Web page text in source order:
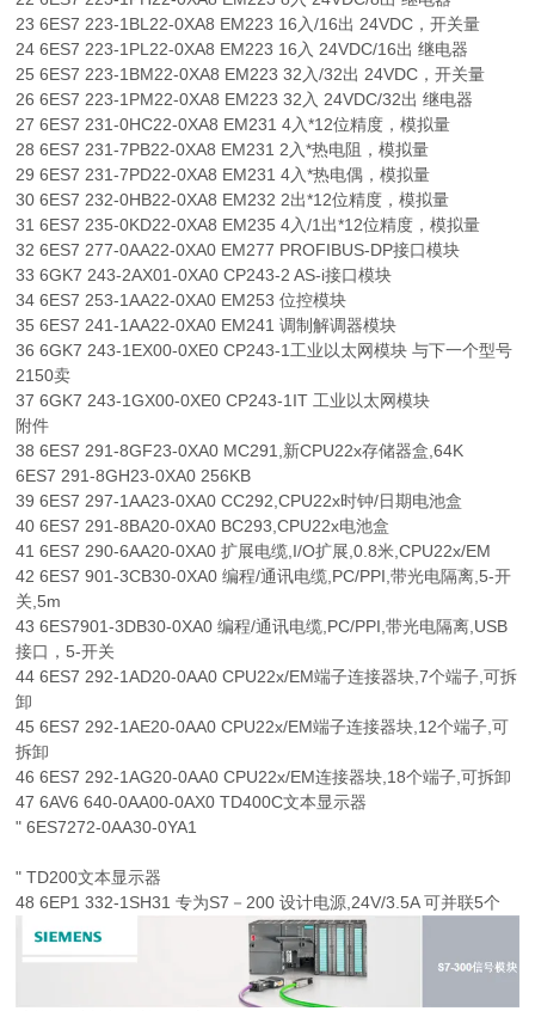
23 6ES7 223-1BL22-0XA8 EM223 16入/16出 24VDC，开关量
24 6ES7 223-1PL22-0XA8 EM223 16入 24VDC/16出 继电器
25 6ES7 223-1BM22-0XA8 EM223 32入/32出 24VDC，开关量
26 6ES7 223-1PM22-0XA8 EM223 32入 24VDC/32出 继电器
27 6ES7 231-0HC22-0XA8 EM231 4入*12位精度，模拟量
28 6ES7 231-7PB22-0XA8 EM231 2入*热电阻，模拟量
29 6ES7 231-7PD22-0XA8 EM231 4入*热电偶，模拟量
30 6ES7 232-0HB22-0XA8 EM232 2出*12位精度，模拟量
31 6ES7 235-0KD22-0XA8 EM235 4入/1出*12位精度，模拟量
32 6ES7 277-0AA22-0XA0 EM277 PROFIBUS-DP接口模块
33 6GK7 243-2AX01-0XA0 CP243-2 AS-i接口模块
34 6ES7 253-1AA22-0XA0 EM253 位控模块
35 6ES7 241-1AA22-0XA0 EM241 调制解调器模块
36 6GK7 243-1EX00-0XE0 CP243-1工业以太网模块 与下一个型号
2150卖
37 6GK7 243-1GX00-0XE0 CP243-1IT 工业以太网模块
附件
38 6ES7 291-8GF23-0XA0 MC291,新CPU22x存储器盒,64K
6ES7 291-8GH23-0XA0 256KB
39 6ES7 297-1AA23-0XA0 CC292,CPU22x时钟/日期电池盒
40 6ES7 291-8BA20-0XA0 BC293,CPU22x电池盒
41 6ES7 290-6AA20-0XA0 扩展电缆,I/O扩展,0.8米,CPU22x/EM
42 6ES7 901-3CB30-0XA0 编程/通讯电缆,PC/PPI,带光电隔离,5-开
关,5m
43 6ES7901-3DB30-0XA0 编程/通讯电缆,PC/PPI,带光电隔离,USB
接口，5-开关
44 6ES7 292-1AD20-0AA0 CPU22x/EM端子连接器块,7个端子,可拆
卸
45 6ES7 292-1AE20-0AA0 CPU22x/EM端子连接器块,12个端子,可
拆卸
46 6ES7 292-1AG20-0AA0 CPU22x/EM连接器块,18个端子,可拆卸
47 6AV6 640-0AA00-0AX0 TD400C文本显示器
" 6ES7272-0AA30-0YA1
" TD200文本显示器
48 6EP1 332-1SH31 专为S7－200 设计电源,24V/3.5A 可并联5个